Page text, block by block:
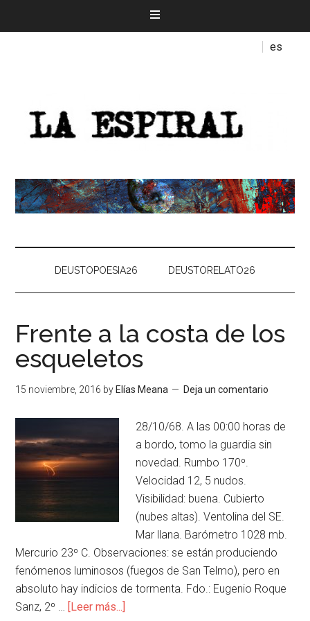
es
DEUSTOPOESIA26 DEUSTORELATO26
Frente a la costa de los
esqueletos
15 noviembre, 2016 by Elías Meana Deja un comentario
28/10/68. A las 00:00 horas de
a bordo, tomo la guardia sin
novedad. Rumbo 170º.
Velocidad 12, 5 nudos.
Visibilidad: buena. Cubierto
(nubes altas). Ventolina del SE.
Mar llana. Barómetro 1028 mb.
Mercurio 23º C. Observaciones: se están produciendo
fenómenos luminosos (fuegos de San Telmo), pero en
absoluto hay indicios de tormenta. Fdo.: Eugenio Roque
Sanz, 2º … [Leer más...]